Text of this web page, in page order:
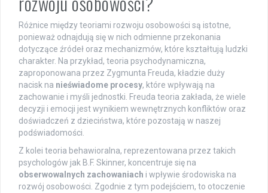
Różnice między teoriami rozwoju osobowości są istotne,
ponieważ odnajdują się w nich odmienne przekonania
dotyczące źródeł oraz mechanizmów, które kształtują ludzki
charakter. Na przykład, teoria psychodynamiczna,
zaproponowana przez Zygmunta Freuda, kładzie duży
nacisk na nieświadome procesy, które wpływają na
zachowanie i myśli jednostki. Freuda teoria zakłada, że wiele
decyzji i emocji jest wynikiem wewnętrznych konfliktów oraz
doświadczeń z dzieciństwa, które pozostają w naszej
podświadomości.
Z kolei teoria behawioralna, reprezentowana przez takich
psychologów jak B.F. Skinner, koncentruje się na
obserwowalnych zachowaniach i wpływie środowiska na
rozwój osobowości. Zgodnie z tym podejściem, to otoczenie